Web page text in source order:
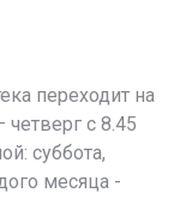
переходит на
с 8.45
суббота,
месяца -